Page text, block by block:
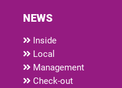
NEWS
Inside
Local
Management
Check-out